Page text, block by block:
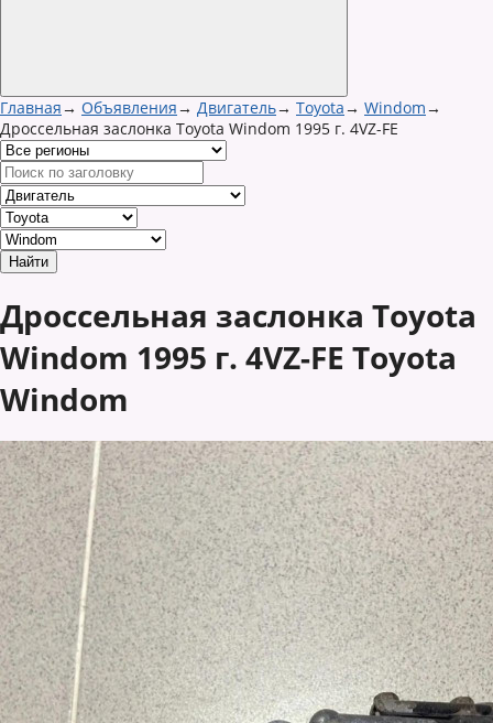
Главная→ Объявления→ Двигатель→ Toyota→ Windom→
Дроссельная заслонка Toyota Windom 1995 г. 4VZ-FE
Дроссельная заслонка Toyota
Windom 1995 г. 4VZ-FE Toyota
Windom